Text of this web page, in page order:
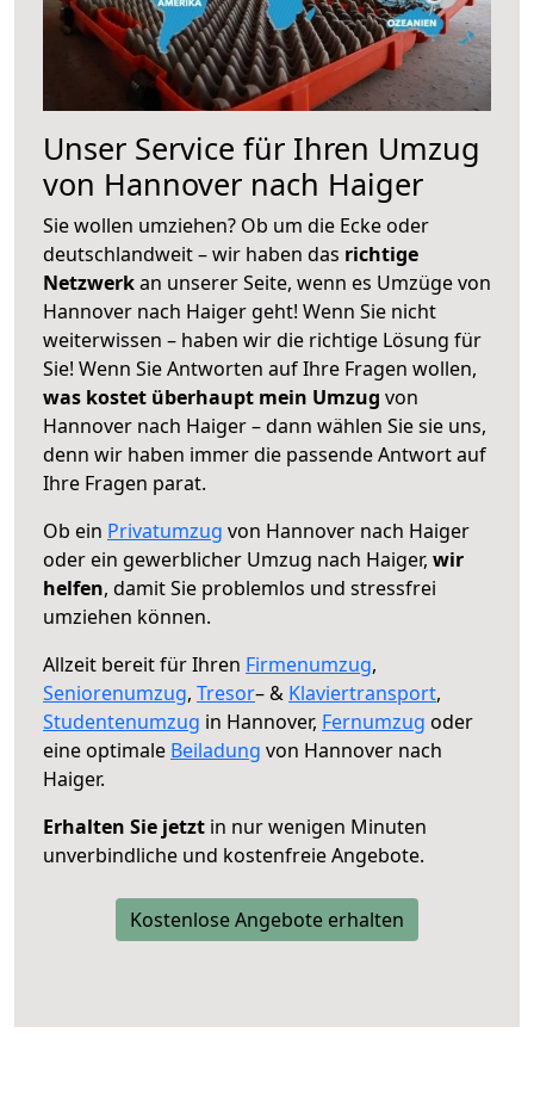
Unser Service für Ihren Umzug
von Hannover nach Haiger
Sie wollen umziehen? Ob um die Ecke oder
deutschlandweit – wir haben das richtige
Netzwerkan unserer Seite, wenn es Umzüge von
Hannover nach Haiger geht! Wenn Sie nicht
weiterwissen – haben wir die richtige Lösung für
Sie! Wenn Sie Antworten auf Ihre Fragen wollen,
was kostet überhaupt mein Umzug von
Hannover nach Haiger – dann wählen Sie sie uns,
denn wir haben immer die passende Antwort auf
Ihre Fragen parat.
Ob ein Privatumzug von Hannover nach Haiger
oder ein gewerblicher Umzug nach Haiger, wir
helfen, damit Sie problemlos und stressfrei
umziehen können.
Allzeit bereit für Ihren Firmenumzug,
Seniorenumzug, Tresor– & Klaviertransport,
Studentenumzug in Hannover, Fernumzug oder
eine optimale Beiladung von Hannover nach
Haiger.
Erhalten Sie jetzt in nur wenigen Minuten
unverbindliche und kostenfreie Angebote.
Kostenlose Angebote erhalten